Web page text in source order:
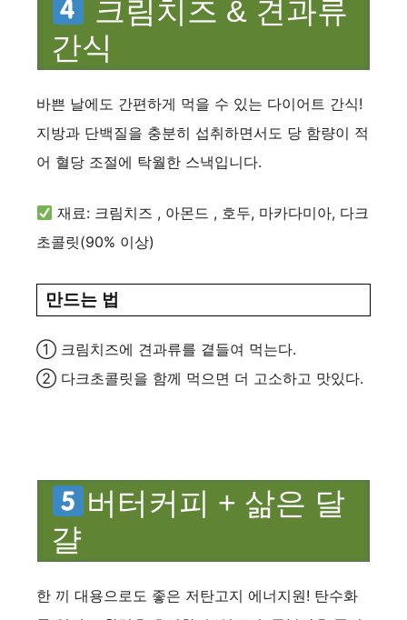
크림치즈 & 견과류
간식
바쁜 날에도 간편하게 먹을 수 있는 다이어트 간식!
지방과 단백질을 충분히 섭취하면서도 당 함량이 적
어 혈당 조절에 탁월한 스낵입니다.
재료: 크림치즈 , 아몬드 , 호두, 마카다미아, 다크
초콜릿(90% 이상)
만드는 법
① 크림치즈에 견과류를 곁들여 먹는다.
② 다크초콜릿을 함께 먹으면 더 고소하고 맛있다.
버터커피 + 삶은 달
걀
한 끼 대용으로도 좋은 저탄고지 에너지원! 탄수화